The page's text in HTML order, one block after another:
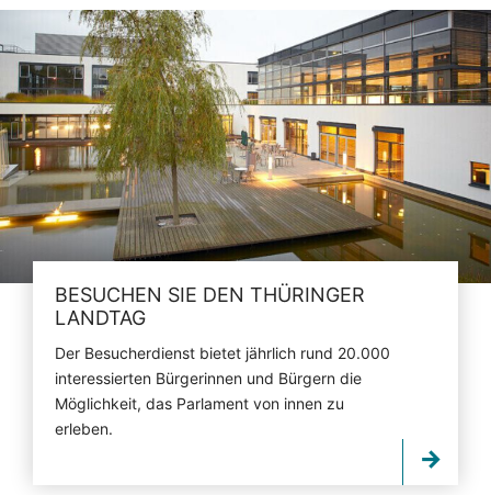
BESUCHEN SIE DEN THÜRINGER
LANDTAG
Der Besucherdienst bietet jährlich rund 20.000
interessierten Bürgerinnen und Bürgern die
Möglichkeit, das Parlament von innen zu
erleben.